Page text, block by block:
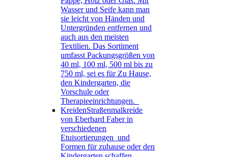
Wasser und Seife kann man
sie leicht von Händen und
Untergründen entfernen und
auch aus den meisten
Textilien. Das Sortiment
umfasst Packungsgrößen von
40 ml, 100 ml, 500 ml bis zu
750 ml, sei es für Zu Hause,
den Kindergarten, die
Vorschule oder
Therapieeinrichtungen.
KreidenStraßenmalkreide
von Eberhard Faber in
verschiedenen
Etuisortierungen und
Formen für zuhause oder den